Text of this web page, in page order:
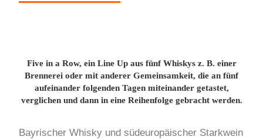
Five in a Row, ein Line Up aus fünf Whiskys z. B. einer
Brennerei oder mit anderer Gemeinsamkeit, die an fünf
aufeinander folgenden Tagen miteinander getastet,
verglichen und dann in eine Reihenfolge gebracht werden.
Bayrischer Whisky und südeuropäischer Starkwein